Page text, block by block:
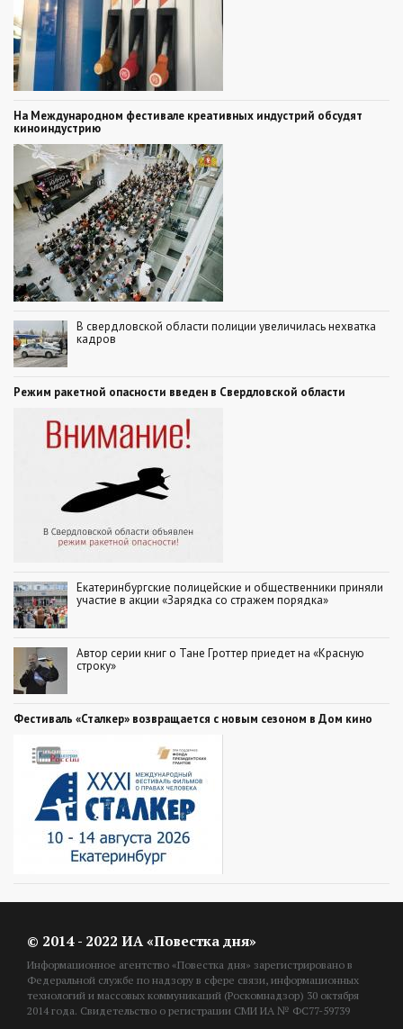
На Международном фестивале креативных индустрий обсудят
киноиндустрию
В свердловской области полиции увеличилась нехватка
кадров
Режим ракетной опасности введен в Свердловской области
Екатеринбургские полицейские и общественники приняли
участие в акции «Зарядка со стражем порядка»
Автор серии книг о Тане Гроттер приедет на «Красную
строку»
Фестиваль «Сталкер» возвращается с новым сезоном в Дом кино
© 2014 - 2022 ИА «Повестка дня»
Информационное агентство «Повестка дня» зарегистрировано в
Федеральной службе по надзору в сфере связи, информационных
технологий и массовых коммуникаций (Роскомнадзор) 30 октября
2014 года. Свидетельство о регистрации СМИ ИА № ФС77-59739